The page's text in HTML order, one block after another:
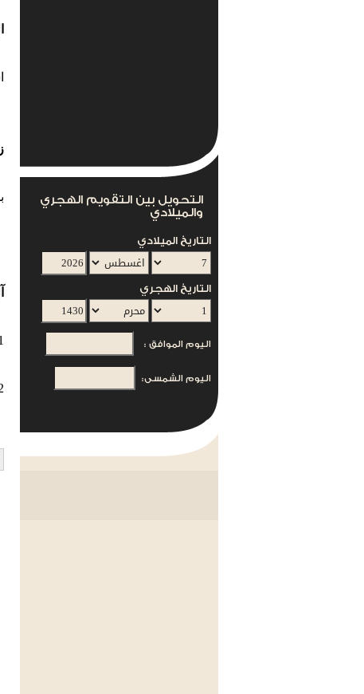
mod_acymailing/mod_acymailing.php
التحويل بين التقويم الهجري
والميلادي
التاريخ الميلادي
التاريخ الهجري
اليوم الموافق :
اليوم الشمسى:
1- تصميم
2- كتابة